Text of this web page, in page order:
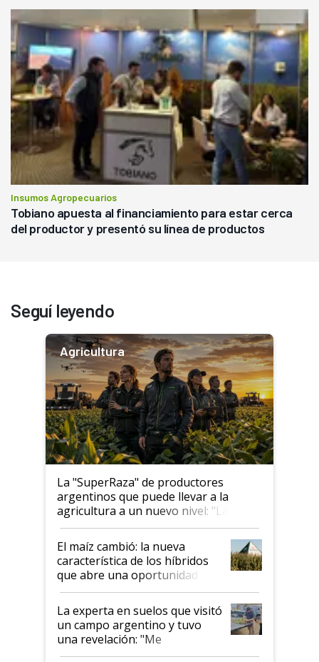
Insumos Agropecuarios
Tobiano apuesta al financiamiento para estar cerca
del productor y presentó su línea de productos
Seguí leyendo
Agricultura
La "SuperRaza" de productores
argentinos que puede llevar a la
agricultura a un nuevo nivel: "Las
posibilidades de crecimiento son
infinitas"
El maíz cambió: la nueva
característica de los híbridos
que abre una oportunidad en
el lote
La experta en suelos que visitó
un campo argentino y tuvo
una revelación: "Me
impresionó mucho"